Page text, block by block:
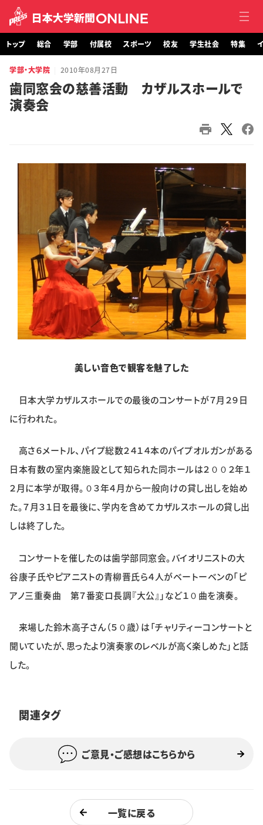
トップ
総合
付属校
学生社会
特集・企画
イベント
トップ 総合 学部 付属校 スポーツ 校友 学生社会 特集
学部・大学院 2010年08月27日
歯同窓会の慈善活動 カザルスホールで
演奏会
美しい音色で観客を魅了した
日本大学カザルスホールでの最後のコンサートが７月２９日
に行われた。
高さ６メートル、パイプ総数２４１４本のパイプオルガンがある
日本有数の室内楽施設として知られた同ホールは２００２年１
２月に本学が取得。０３年４月から一般向けの貸し出しを始め
た。７月３１日を最後に、学内を含めてカザルスホールの貸し出
しは終了した。
コンサートを催したのは歯学部同窓会。バイオリニストの大
谷康子氏やピアニストの青柳晋氏ら４人がベートーベンの「ピ
アノ三重奏曲 第７番変ロ長調『大公』」など１０曲を演奏。
来場した鈴木高子さん（５０歳）は「チャリティーコンサートと
聞いていたが、思ったより演奏家のレベルが高く楽しめた」と話
した。
関連タグ
ご意見・ご感想はこちらから
一覧に戻る